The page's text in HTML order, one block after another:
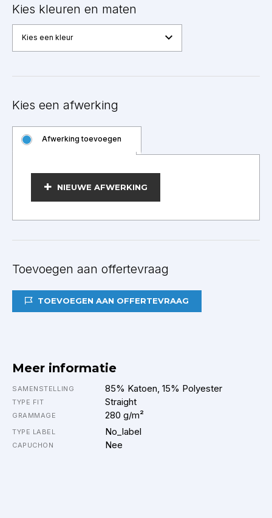
Kies kleuren en maten
Kies een kleur
Kies een afwerking
Afwerking toevoegen
NIEUWE AFWERKING
BEWERKEN
Toevoegen aan offertevraag
TOEVOEGEN AAN OFFERTEVRAAG
Meer informatie
SAMENSTELLING 85% Katoen, 15% Polyester
TYPE FIT Straight
GRAMMAGE 280 g/m²
TYPE LABEL No_label
CAPUCHON Nee